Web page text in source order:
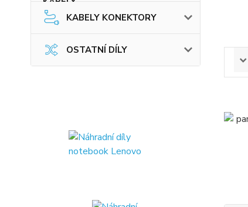
KABELY KONEKTORY
OSTATNÍ DÍLY